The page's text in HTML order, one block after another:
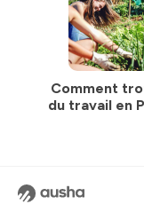
Comment
du travail en